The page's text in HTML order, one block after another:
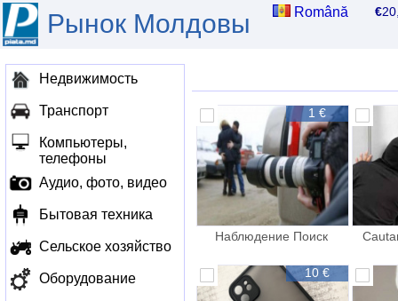
Рынок Молдовы Română €
Недвижимость
Транспорт
Компьютеры,
телефоны
Аудио, фото, видео
Бытовая техника
Сельское хозяйство
Оборудование
1 €
Наблюдение Поиск
10 €